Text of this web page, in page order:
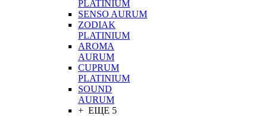
PLATINIUM
SENSO AURUM
ZODIAK
PLATINIUM
AROMA
AURUM
CUPRUM
PLATINIUM
SOUND
AURUM
+ ЕЩЕ 5